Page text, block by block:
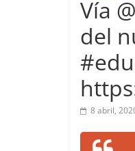
Learn
more.
Do
more.
more.
Vía
del
8 abril,